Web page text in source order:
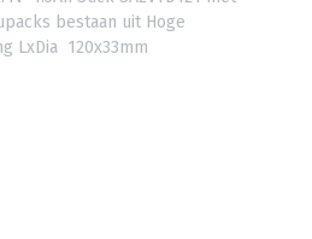
bestaan uit Hoge
LxDia 120x33mm